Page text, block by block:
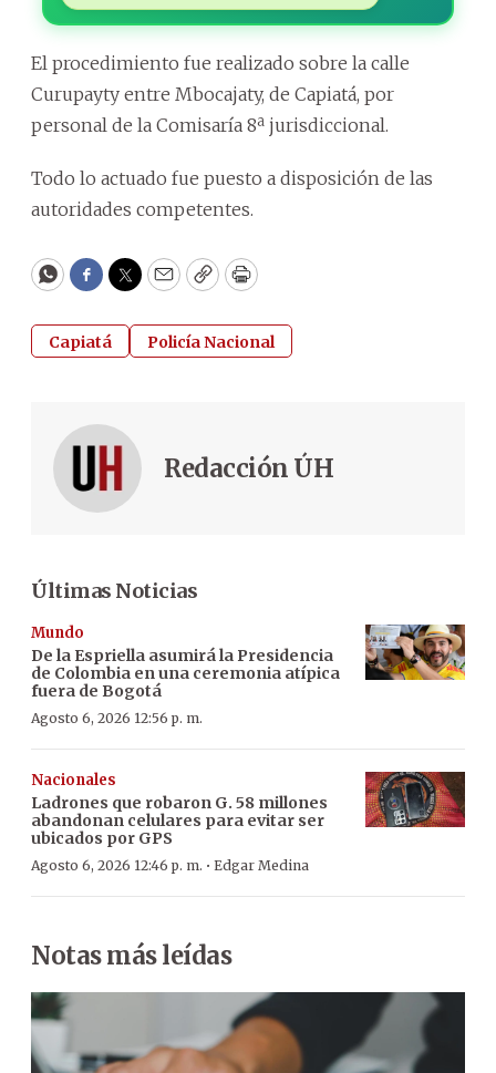
El procedimiento fue realizado sobre la calle
Curupayty entre Mbocajaty, de Capiatá, por
personal de la Comisaría 8ª jurisdiccional.
Todo lo actuado fue puesto a disposición de las
autoridades competentes.
WhatsApp
Facebook
Twitter
EmailCopyPrint
Capiatá Policía Nacional
Redacción ÚH
Últimas Noticias
Mundo
De la Espriella asumirá la Presidencia
de Colombia en una ceremonia atípica
fuera de Bogotá
Agosto 6, 2026 12:56 p. m.
Nacionales
Ladrones que robaron G. 58 millones
abandonan celulares para evitar ser
ubicados por GPS
Agosto 6, 2026 12:46 p. m. · Edgar Medina
Notas más leídas